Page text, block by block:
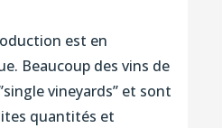
est en
Beaucoup des vins de
vineyards’’ et sont
quantités et